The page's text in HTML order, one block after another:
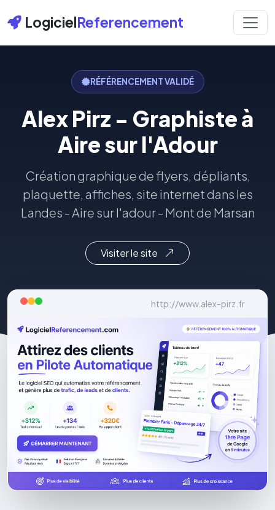
LogicielReferencement
RÉFÉRENCEMENT VALIDÉ
Alex Pirz - Graphiste à
Aire sur l'Adour
Création graphique de flyers, dépliants,
plaquette, affiches, site internet dans les
Landes - Aire sur l'adour - Mont de Marsan
Visiter le site
http://www.alex-pirz.fr